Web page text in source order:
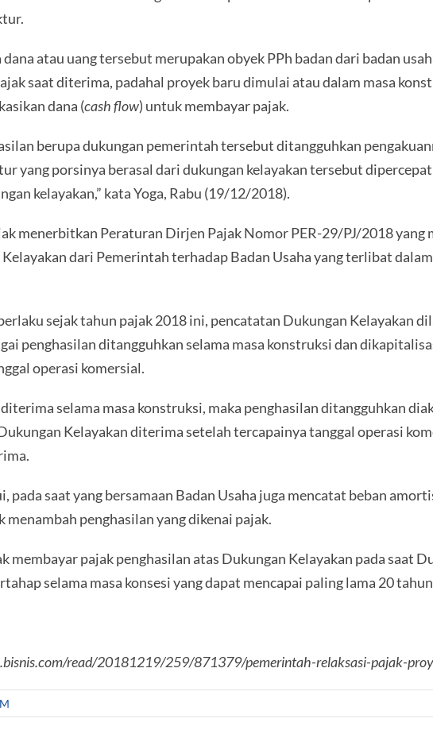
atau uang tersebut merupakan obyek PPh badan dari badan
saat diterima, padahal proyek baru dimulai atau dalam masa
dana (cash flow) untuk membayar pajak.
berupa dukungan pemerintah tersebut ditangguhkan
yang porsinya berasal dari dukungan kelayakan tersebut
kelayakan,” kata Yoga, Rabu (19/12/2018).
menerbitkan Peraturan Dirjen Pajak Nomor PER-29/PJ/2018
dari Pemerintah terhadap Badan Usaha yang terlibat
sejak tahun pajak 2018 ini, pencatatan Dukungan Kelayakan
penghasilan ditangguhkan selama masa konstruksi dan
operasi komersial.
selama masa konstruksi, maka penghasilan ditangguhkan
Kelayakan diterima setelah tercapainya tanggal operasi
pada saat yang bersamaan Badan Usaha juga mencatat beban
penghasilan yang dikenai pajak.
membayar pajak penghasilan atas Dukungan Kelayakan pada saat
selama masa konsesi yang dapat mencapai paling lama 20
read/20181219/259/871379/pemerintah-relaksasi-pajak-